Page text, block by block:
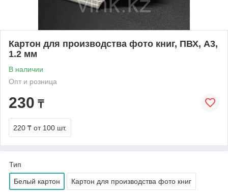
Картон для производства фото книг, ПВХ, А3,
1.2 мм
В наличии
Опт и розница
230 ₸
220 ₸ от 100 шт.
Тип
Белый картон Картон для производства фото книг